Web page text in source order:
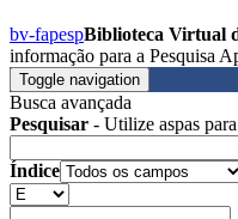
bv-fapespBiblioteca Virtual
informação para a Pesquisa
Toggle navigation
Busca avançada
Pesquisar - Utilize aspas
Índice